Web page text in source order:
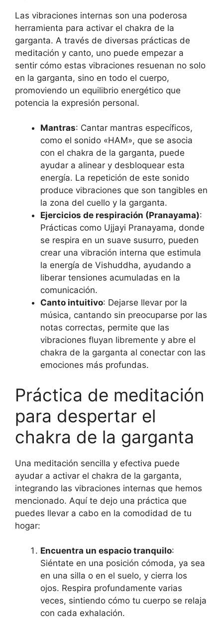
Las vibraciones internas son una poderosa
herramienta para activar el chakra de la
garganta. A través de diversas prácticas de
meditación y canto, uno puede empezar a
sentir cómo estas vibraciones resuenan no solo
en la garganta, sino en todo el cuerpo,
promoviendo un equilibrio energético que
potencia la expresión personal.
Mantras: Cantar mantras específicos,
como el sonido «HAM», que se asocia
con el chakra de la garganta, puede
ayudar a alinear y desbloquear esta
energía. La repetición de este sonido
produce vibraciones que son tangibles en
la zona del cuello y la garganta.
Ejercicios de respiración (Pranayama):
Prácticas como Ujjayi Pranayama, donde
se respira en un suave susurro, pueden
crear una vibración interna que estimula
la energía de Vishuddha, ayudando a
liberar tensiones acumuladas en la
comunicación.
Canto intuitivo: Dejarse llevar por la
música, cantando sin preocuparse por las
notas correctas, permite que las
vibraciones fluyan libremente y abre el
chakra de la garganta al conectar con las
emociones más profundas.
Práctica de meditación
para despertar el
chakra de la garganta
Una meditación sencilla y efectiva puede
ayudar a activar el chakra de la garganta,
integrando las vibraciones internas que hemos
mencionado. Aquí te dejo una práctica que
puedes llevar a cabo en la comodidad de tu
hogar:
Encuentra un espacio tranquilo:
Siéntate en una posición cómoda, ya sea
en una silla o en el suelo, y cierra los
ojos. Respira profundamente varias
veces, sintiendo cómo tu cuerpo se relaja
con cada exhalación.